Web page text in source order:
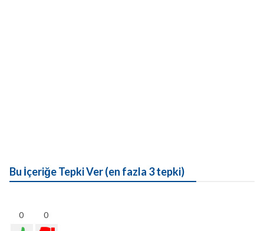
Bu İçeriğe Tepki Ver (en fazla 3 tepki)
0 0